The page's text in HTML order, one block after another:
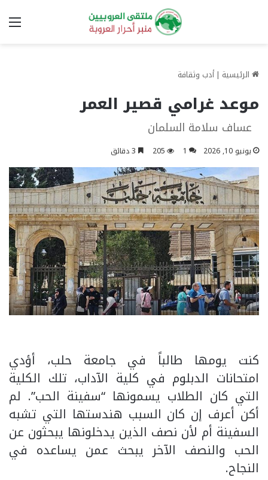
الرئيسية | أدب وثقافة
موعد غرامي قصير العمر
عساف سلامة السلمان
يونيو 10, 2026 1
205
كنت يومها طالباً في جامعة حلب، أؤدي
امتحانات الدبلوم في كلية الآداب، تلك الكلية
التي كان الطلاب يسمونها “سفينة الحب”. لم
أكن أعرف إن كان السبب هندستها التي تشبه
السفينة أم لأن نصف الذين يدخلونها يبحثون عن
الحب والنصف الآخر يبحث عمن يساعده في
النجاح.